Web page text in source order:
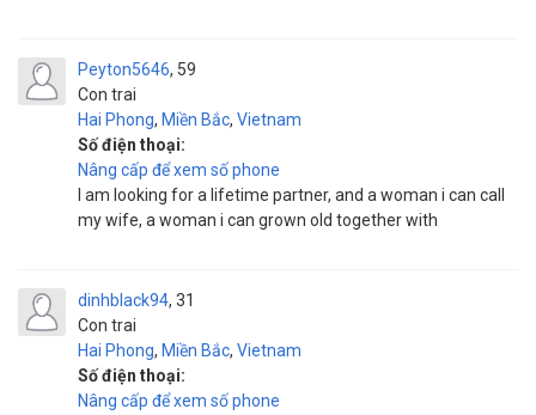
Peyton5646
Con trai
59
Hai Phong, Miền Bắc, Vietnam
Số điện thoại:
Nâng cấp để xem số phone
I am looking for a lifetime partner, and a woman i can call
my wife, a woman i can grown old together with
dinhblack94
Con trai
31
Hai Phong, Miền Bắc, Vietnam
Số điện thoại:
Nâng cấp để xem số phone